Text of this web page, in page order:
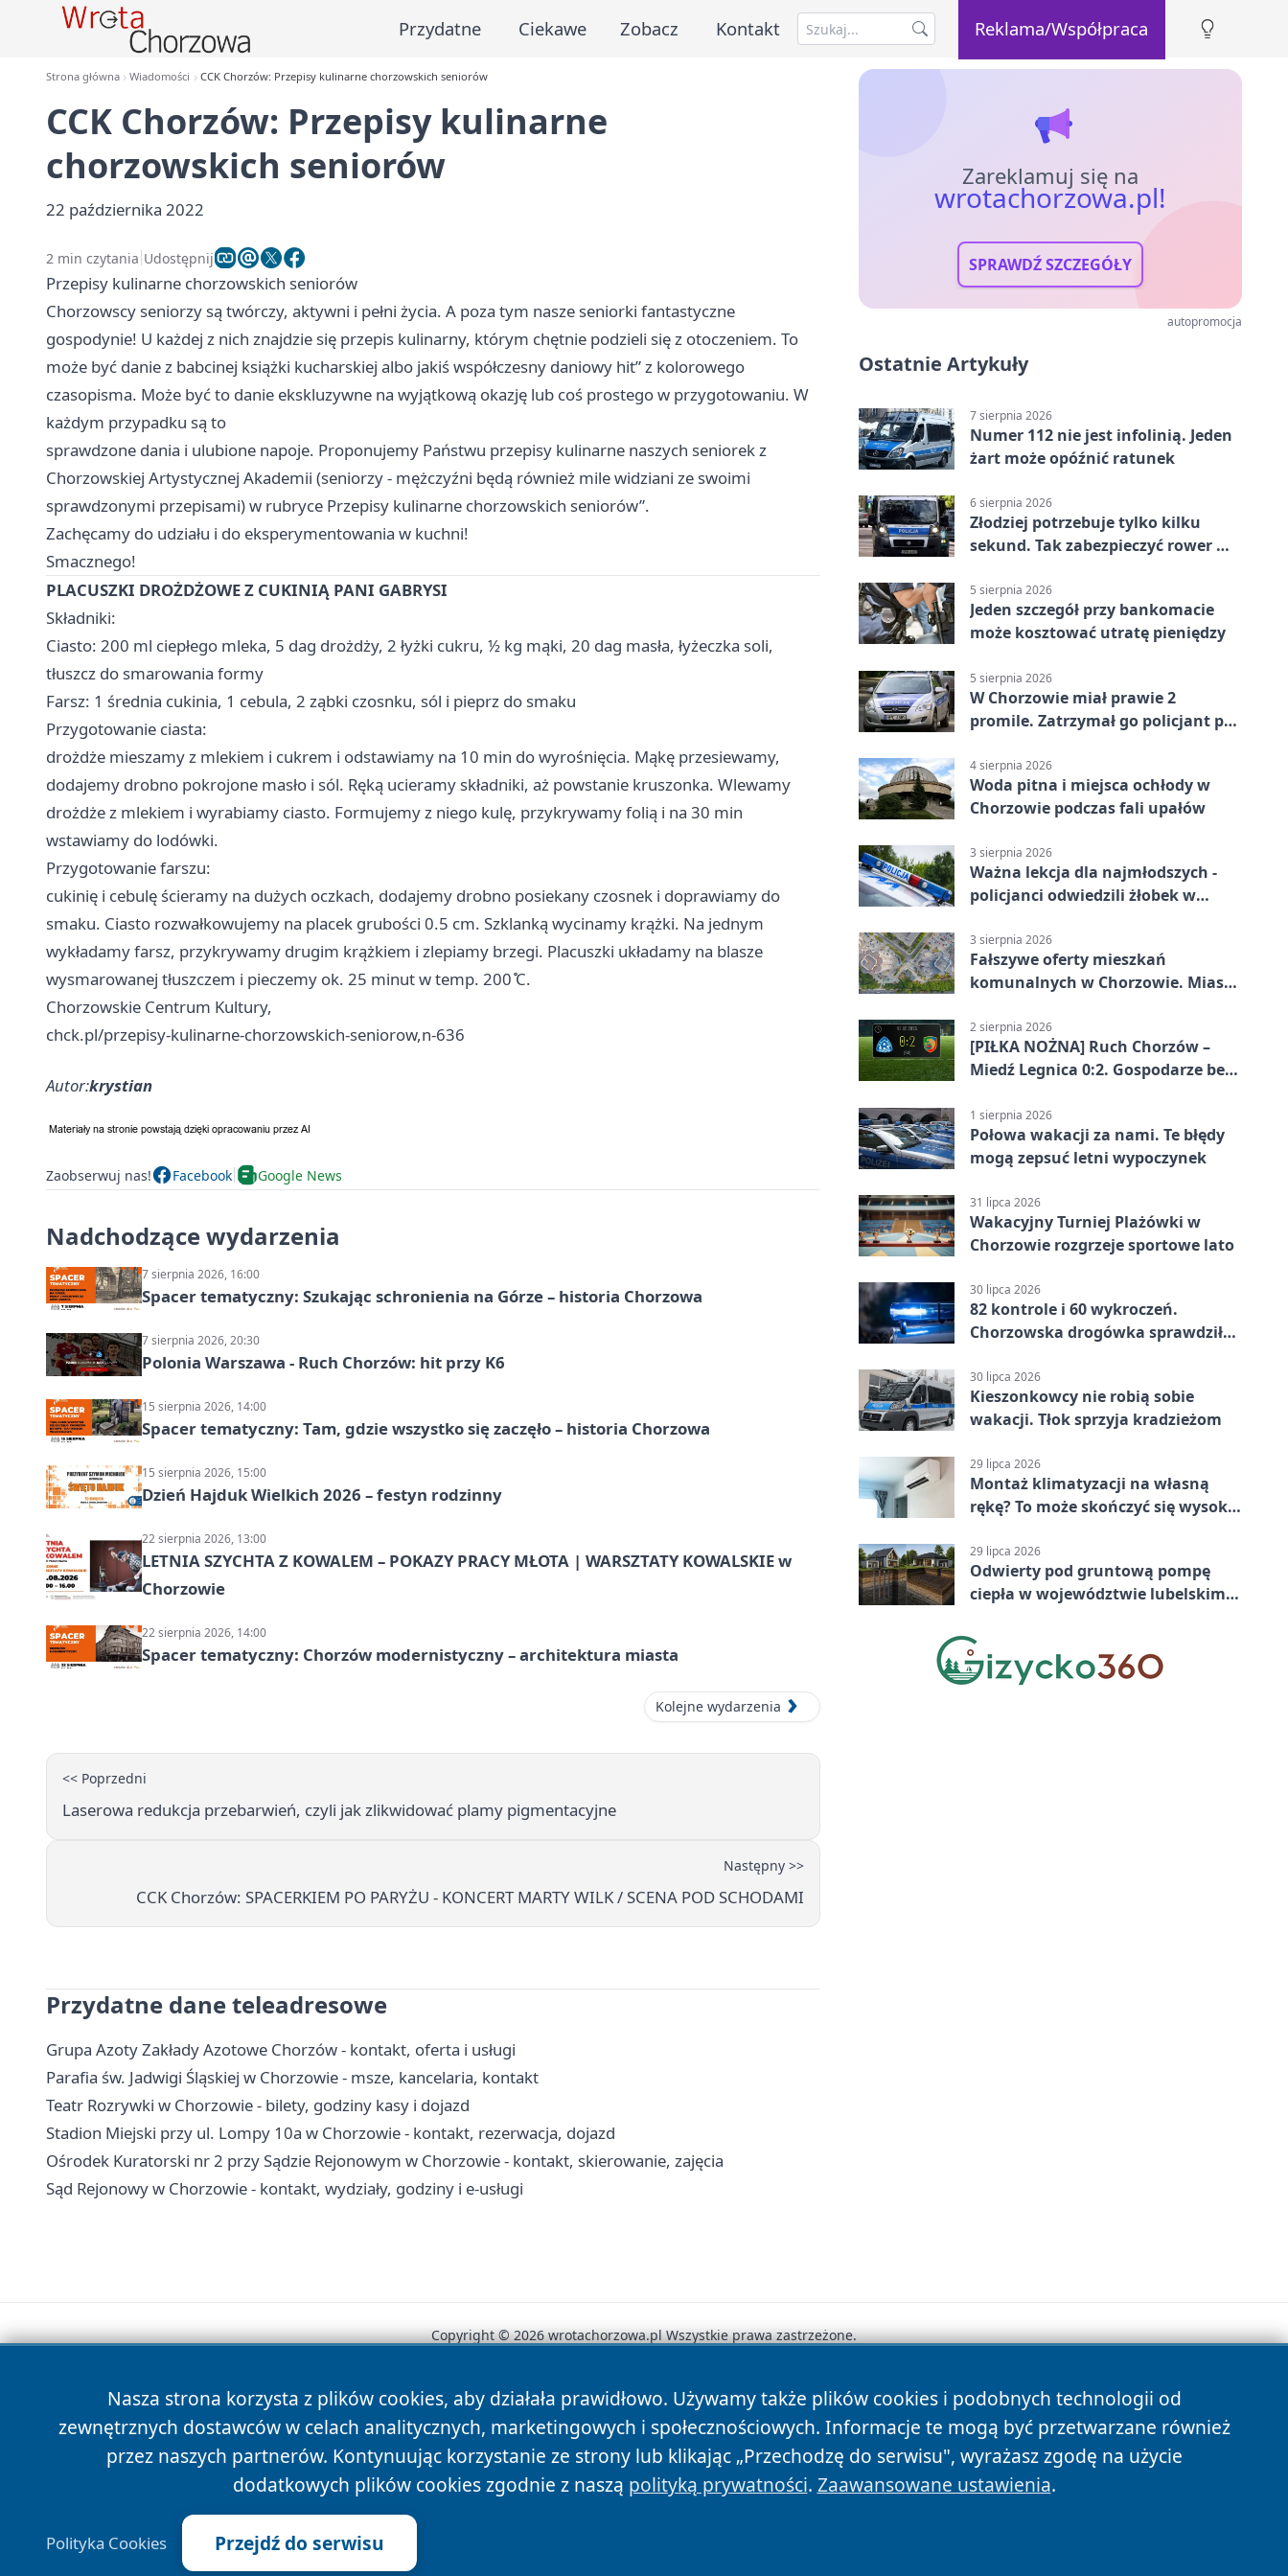
Przydatne Ciekawe Zobacz Kontakt Reklama/Współpraca
Strona główna Wiadomości CCK Chorzów: Przepisy kulinarne chorzowskich seniorów
CCK Chorzów: Przepisy kulinarne
chorzowskich seniorów
22 października 2022
2 min czytania Udostępnij
Przepisy kulinarne chorzowskich seniorów
Chorzowscy seniorzy są twórczy, aktywni i pełni życia. A poza tym nasze seniorki fantastyczne
gospodynie! U każdej z nich znajdzie się przepis kulinarny, którym chętnie podzieli się z otoczeniem. To
może być danie z babcinej książki kucharskiej albo jakiś współczesny daniowy hit” z kolorowego
czasopisma. Może być to danie ekskluzywne na wyjątkową okazję lub coś prostego w przygotowaniu. W
każdym przypadku są to
sprawdzone dania i ulubione napoje. Proponujemy Państwu przepisy kulinarne naszych seniorek z
Chorzowskiej Artystycznej Akademii (seniorzy - mężczyźni będą również mile widziani ze swoimi
sprawdzonymi przepisami) w rubryce Przepisy kulinarne chorzowskich seniorów”.
Zachęcamy do udziału i do eksperymentowania w kuchni!
Smacznego!
PLACUSZKI DROŻDŻOWE Z CUKINIĄ PANI GABRYSI
Składniki:
Ciasto: 200 ml ciepłego mleka, 5 dag drożdży, 2 łyżki cukru, ½ kg mąki, 20 dag masła, łyżeczka soli,
tłuszcz do smarowania formy
Farsz: 1 średnia cukinia, 1 cebula, 2 ząbki czosnku, sól i pieprz do smaku
Przygotowanie ciasta:
drożdże mieszamy z mlekiem i cukrem i odstawiamy na 10 min do wyrośnięcia. Mąkę przesiewamy,
dodajemy drobno pokrojone masło i sól. Ręką ucieramy składniki, aż powstanie kruszonka. Wlewamy
drożdże z mlekiem i wyrabiamy ciasto. Formujemy z niego kulę, przykrywamy folią i na 30 min
wstawiamy do lodówki.
Przygotowanie farszu:
cukinię i cebulę ścieramy na dużych oczkach, dodajemy drobno posiekany czosnek i doprawiamy do
smaku. Ciasto rozwałkowujemy na placek grubości 0.5 cm. Szklanką wycinamy krążki. Na jednym
wykładamy farsz, przykrywamy drugim krążkiem i zlepiamy brzegi. Placuszki układamy na blasze
wysmarowanej tłuszczem i pieczemy ok. 25 minut w temp. 200 ̊C.
Chorzowskie Centrum Kultury,
chck.pl/przepisy-kulinarne-chorzowskich-seniorow,n-636
Autor:krystian
Zaobserwuj nas! Facebook Google News
Nadchodzące wydarzenia
7 sierpnia 2026, 16:00
Spacer tematyczny: Szukając schronienia na Górze – historia Chorzowa
7 sierpnia 2026, 20:30
Polonia Warszawa - Ruch Chorzów: hit przy K6
15 sierpnia 2026, 14:00
Spacer tematyczny: Tam, gdzie wszystko się zaczęło – historia Chorzowa
15 sierpnia 2026, 15:00
Dzień Hajduk Wielkich 2026 – festyn rodzinny
22 sierpnia 2026, 13:00
LETNIA SZYCHTA Z KOWALEM – POKAZY PRACY MŁOTA | WARSZTATY KOWALSKIE w
Chorzowie
22 sierpnia 2026, 14:00
Spacer tematyczny: Chorzów modernistyczny – architektura miasta
Kolejne wydarzenia
<< Poprzedni
Laserowa redukcja przebarwień, czyli jak zlikwidować plamy pigmentacyjne
Następny >>
CCK Chorzów: SPACERKIEM PO PARYŻU - KONCERT MARTY WILK / SCENA POD SCHODAMI
Przydatne dane teleadresowe
Grupa Azoty Zakłady Azotowe Chorzów - kontakt, oferta i usługi
Parafia św. Jadwigi Śląskiej w Chorzowie - msze, kancelaria, kontakt
Teatr Rozrywki w Chorzowie - bilety, godziny kasy i dojazd
Stadion Miejski przy ul. Lompy 10a w Chorzowie - kontakt, rezerwacja, dojazd
Ośrodek Kuratorski nr 2 przy Sądzie Rejonowym w Chorzowie - kontakt, skierowanie, zajęcia
Sąd Rejonowy w Chorzowie - kontakt, wydziały, godziny i e-usługi
Zareklamuj się na
wrotachorzowa.pl!
SPRAWDŹ SZCZEGÓŁY
autopromocja
Ostatnie Artykuły
7 sierpnia 2026
Numer 112 nie jest infolinią. Jeden
żart może opóźnić ratunek
6 sierpnia 2026
Złodziej potrzebuje tylko kilku
sekund. Tak zabezpieczyć rower w
5 sierpnia 2026
Jeden szczegół przy bankomacie
może kosztować utratę pieniędzy
5 sierpnia 2026
W Chorzowie miał prawie 2
promile. Zatrzymał go policjant po
4 sierpnia 2026
Woda pitna i miejsca ochłody w
Chorzowie podczas fali upałów
3 sierpnia 2026
Ważna lekcja dla najmłodszych -
policjanci odwiedzili żłobek w
3 sierpnia 2026
Fałszywe oferty mieszkań
komunalnych w Chorzowie. Miasto
2 sierpnia 2026
[PIŁKA NOŻNA] Ruch Chorzów –
Miedź Legnica 0:2. Gospodarze bez
1 sierpnia 2026
Połowa wakacji za nami. Te błędy
mogą zepsuć letni wypoczynek
31 lipca 2026
Wakacyjny Turniej Plażówki w
Chorzowie rozgrzeje sportowe lato
30 lipca 2026
82 kontrole i 60 wykroczeń.
Chorzowska drogówka sprawdziła
30 lipca 2026
Kieszonkowcy nie robią sobie
wakacji. Tłok sprzyja kradzieżom
29 lipca 2026
Montaż klimatyzacji na własną
rękę? To może skończyć się wysoką
29 lipca 2026
Odwierty pod gruntową pompę
ciepła w województwie lubelskim -
Nasza strona korzysta z plików cookies, aby działała prawidłowo. Używamy także plików cookies i podobnych technologii od
zewnętrznych dostawców w celach analitycznych, marketingowych i społecznościowych. Informacje te mogą być przetwarzane również
przez naszych partnerów. Kontynuując korzystanie ze strony lub klikając „Przechodzę do serwisu", wyrażasz zgodę na użycie
dodatkowych plików cookies zgodnie z naszą polityką prywatności. Zaawansowane ustawienia.
Polityka Cookies Przejdź do serwisu
Copyright © 2026 wrotachorzowa.pl Wszystkie prawa zastrzeżone.
News Autorzy Polityka Prywatności Polityka Cookies